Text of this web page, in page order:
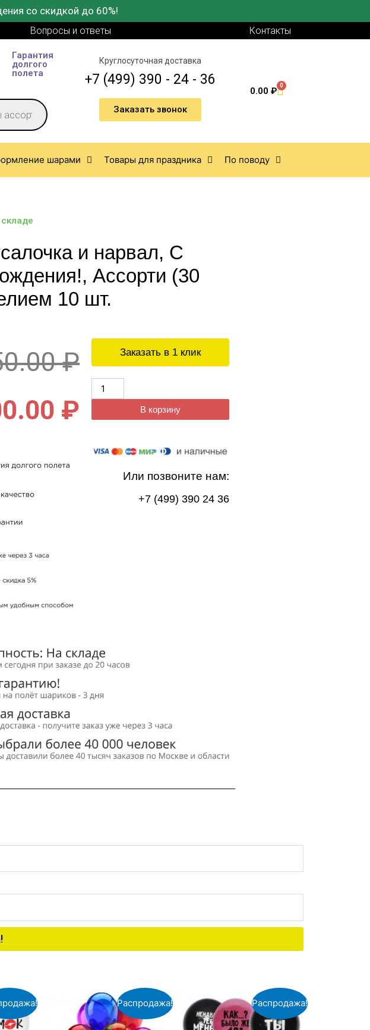
со скидкой до 60%!
Вопросы и ответы Контакты
Гарантия
долгого
полета
Круглосуточная доставка
+7 (499) 390 - 24 - 36
Заказать звонок
0.00₽ 0
шарами Товары для праздника По поводу
и нарвал, С
Ассорти (30
10 шт.
₽
₽
Заказать в 1 клик
В корзину
Или позвоните нам:
+7 (499) 390 24 36
Распродажа! Распродажа!